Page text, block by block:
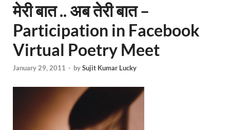
मेरी बात .. अब तेरी बात –
Participation in Facebook
Virtual Poetry Meet
January 29, 2011 - bySujit Kumar Lucky